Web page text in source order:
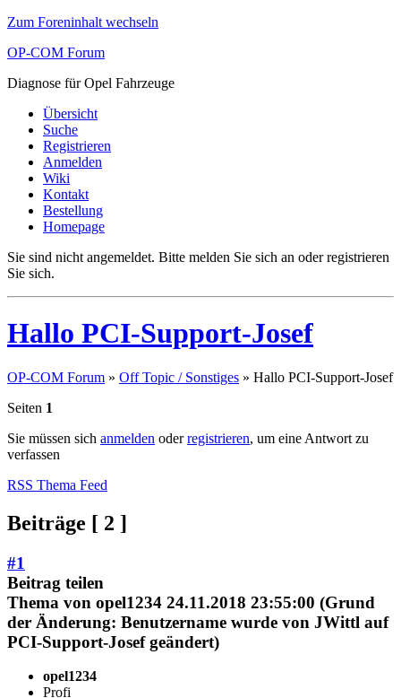
Zum Foreninhalt wechseln
OP-COM Forum
Diagnose für Opel Fahrzeuge
Übersicht
Suche
Registrieren
Anmelden
Wiki
Kontakt
Bestellung
Homepage
Sie sind nicht angemeldet. Bitte melden Sie sich an oder registrieren
Sie sich.
Hallo PCI-Support-Josef
OP-COM Forum » Off Topic / Sonstiges » Hallo PCI-Support-Josef
Seiten 1
Sie müssen sich anmelden oderregistrieren, um eine Antwort zu
verfassen
RSS Thema Feed
Beiträge [ 2 ]
#1
Beitrag teilen
Thema von opel1234 24.11.2018 23:55:00 (Grund
der Änderung: Benutzername wurde von JWittl auf
PCI-Support-Josef geändert)
opel1234
Profi